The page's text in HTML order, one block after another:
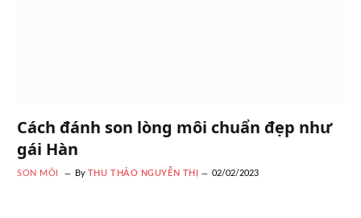
Cách đánh son lòng môi chuẩn đẹp như
gái Hàn
SON MÔI By THU THẢO NGUYỄN THỊ 02/02/2023